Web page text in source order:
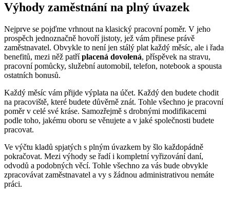
Výhody zaměstnání na plný úvazek
Nejprve se pojďme vrhnout na klasický pracovní poměr. V jeho
prospěch jednoznačně hovoří jistoty, jež vám přinese právě
zaměstnavatel. Obvykle to není jen stálý plat každý měsíc, ale i řada
benefitů, mezi něž patříplacená dovolená, příspěvek na stravu,
pracovní pomůcky, služební automobil, telefon, notebook a spousta
ostatních bonusů.
Každý měsíc vám přijde výplata na účet. Každý den budete chodit
na pracoviště, které budete důvěrně znát. Tohle všechno je pracovní
poměr v celé své kráse. Samozřejmě s drobnými modifikacemi
podle toho, jakému oboru se věnujete a v jaké společnosti budete
pracovat.
Ve výčtu kladů spjatých s plným úvazkem by šlo každopádně
pokračovat. Mezi výhody se řadí i kompletní vyřizování daní,
odvodů a podobných věcí. Tohle všechno za vás bude obvykle
zpracovávat zaměstnavatel a vy s žádnou administrativou nemáte
práci.